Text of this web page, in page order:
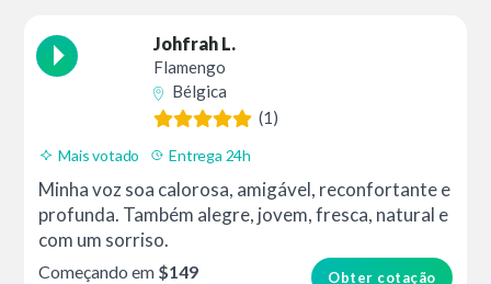
Johfrah L.
Flamengo
Bélgica
(1)
Mais votado Entrega 24h
Minha voz soa calorosa, amigável, reconfortante e
profunda. Também alegre, jovem, fresca, natural e
com um sorriso.
Obter cotação
Começando em $149